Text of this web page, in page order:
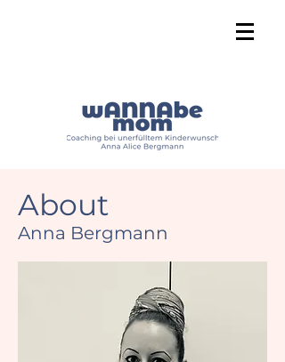
About
Anna Bergmann